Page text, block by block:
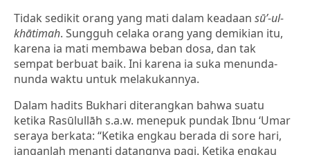
Tidak sedikit orang yang mati dalam keadaan sū’-ul-
khātimah. Sungguh celaka orang yang demikian itu,
karena ia mati membawa beban dosa, dan tak
sempat berbuat baik. Ini karena ia suka menunda-
nunda waktu untuk melakukannya.
Dalam hadits Bukhari diterangkan bahwa suatu
ketika Rasūlullāh s.a.w. menepuk pundak Ibnu ‘Umar
seraya berkata: “Ketika engkau berada di sore hari,
janganlah menanti datangnya pagi. Ketika engkau